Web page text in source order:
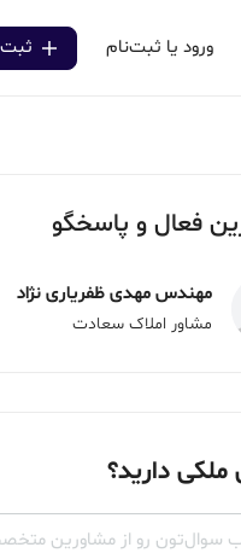
ورود یا ثبت‌نام ثبت
فعال و پاسخگو
مهندس مهدی ظفریاری نژاد
مشاور املاک سعادت
دارید؟